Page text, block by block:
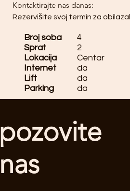
Kontaktirajte nas danas:
Rezervišite svoj termin za
Broj soba 4
Sprat
2
Lokacija
Centar
Internet
da
Lift
da
Parking
da
pozovite
nas